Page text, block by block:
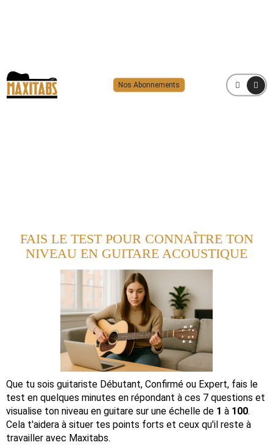
Nos Abonnements MENU
FAIS LE TEST POUR CONNAÎTRE TON
NIVEAU EN GUITARE ACOUSTIQUE
Que tu sois guitariste Débutant, Confirmé ou Expert, fais le
test en quelques minutes en répondant à ces 7 questions et
visualise ton niveau en guitare sur une échelle de 1 à 100.
Cela t'aidera à situer tes points forts et ceux qu'il reste à
travailler avec Maxitabs.